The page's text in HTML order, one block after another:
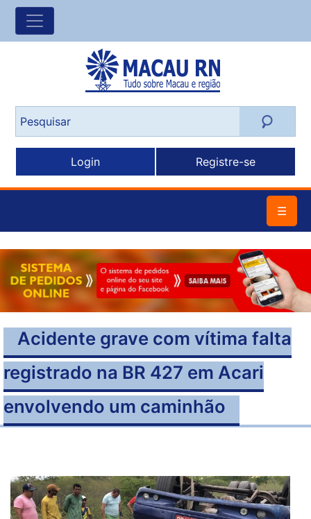
Login Registre-se
☰
Acidente grave com vítima falta
registrado na BR 427 em Acari
envolvendo um caminhão